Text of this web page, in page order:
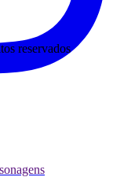
reservados